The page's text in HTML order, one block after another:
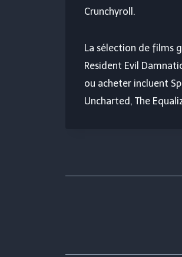
Crunchyroll.
La sélection de films
Resident Evil
ou acheter incluent
Uncharted, The